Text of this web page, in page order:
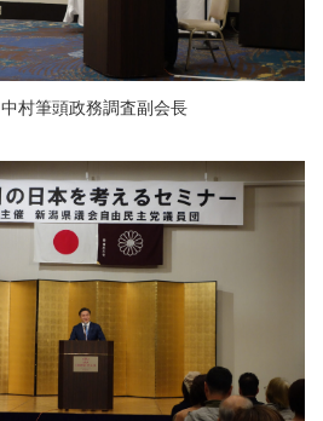
村筆頭政務調査副会長